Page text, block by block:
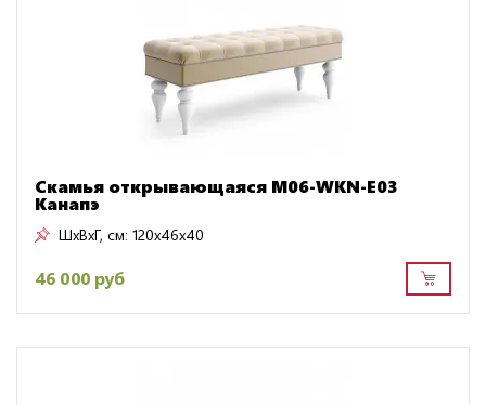
Скамья открывающаяся M06-WKN-E03
Канапэ
ШxВxГ, см: 120x46x40
46 000 руб